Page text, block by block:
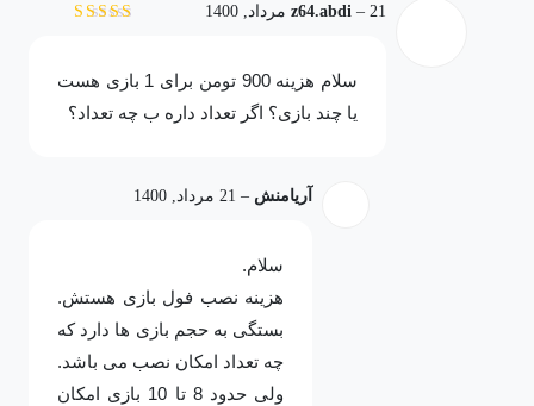
z64.abdi – 21 مرداد, 1400
سلام هزینه 900 تومن برای 1 بازی هست
یا چند بازی؟ اگر تعداد داره ب چه تعداد؟
آریامنش – 21 مرداد, 1400
سلام.
هزینه نصب فول بازی هستش.
بستگی به حجم بازی ها دارد که
چه تعداد امکان نصب می باشد.
ولی حدود 8 تا 10 بازی امکان